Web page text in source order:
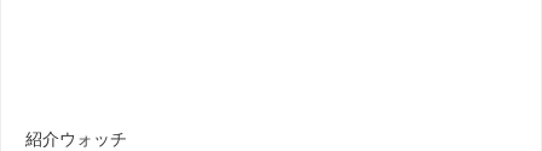
紹介ウォッチ